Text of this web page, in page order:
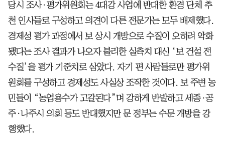
당시 조사·평가위원회는 4대강 사업에 반대한 환경 단체 추
천 인사들로 구성하고 의견이 다른 전문가는 모두 배제했다.
경제성 평가 과정에서 보 상시 개방으로 수질이 오히려 악화
됐다는 조사 결과가 나오자 불리한 실측치 대신 ‘보 건설 전
수질’을 평가 기준치로 삼았다. 자기 편 사람들로만 평가위
원회를 구성하고 경제성도 사실상 조작한 것이다. 보 주변 농
민들이 “농업용수가 고갈된다”며 강하게 반발하고 세종·공
주·나주시 의회 등도 반대했지만 문 정부는 수문 개방을 강
행했다.